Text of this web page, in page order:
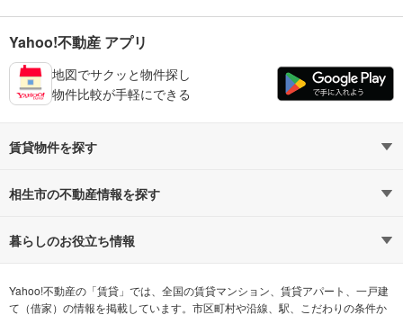
Yahoo!不動産 アプリ
地図でサクッと物件探し
物件比較が手軽にできる
賃貸物件を探す
路線・駅から探す
通勤時間から探す
不動産会社から探す 希望の条件から探す
相生市の不動産情報を探す
不動産・住宅
新築マンション 中古マンション
暮らしのお役立ち情報
マンションカタログ 教えて！住まいの先生
Yahoo!不動産の「賃貸」では、全国の賃貸マンション、賃貸アパート、一戸建
て（借家）の情報を掲載しています。市区町村や沿線、駅、こだわりの条件か